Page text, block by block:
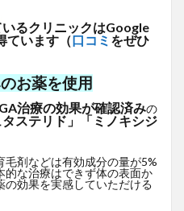
るクリニックはGoogle
ています（口コミ をぜひ
お薬を使用
治療の効果が確認済みの
タステリド」「ミノキシジ
剤などは有効成分の量が5%
的な治療はできず体の表面か
の効果を実感していただける